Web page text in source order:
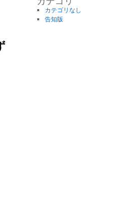
カテゴリなし
告知版